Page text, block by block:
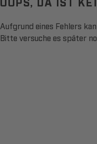
Aufgrund eines Fehlers
Bitte versuche es später